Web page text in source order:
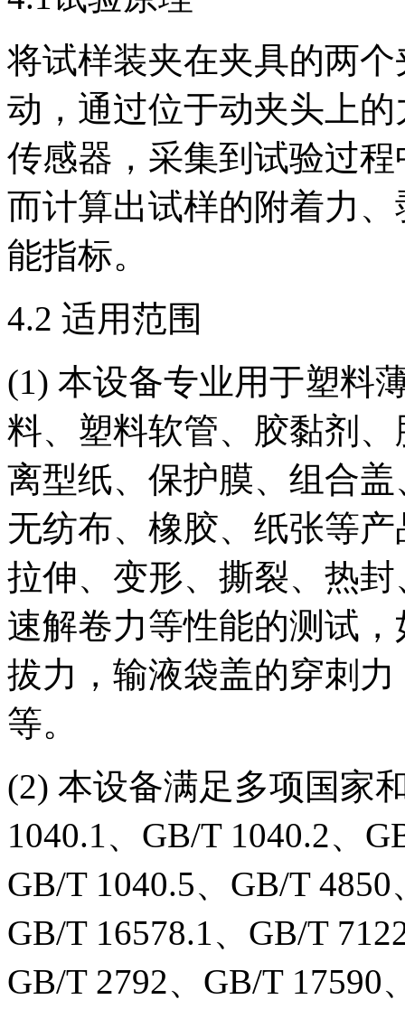
将试样装夹在夹具的两
动，通过位于动夹头上
传感器，采集到试验过
而计算出试样的附着力
能指标。
4.2 适用范围
(1) 本设备专业用于塑料
料、塑料软管、胶黏剂
离型纸、保护膜、组合
无纺布、橡胶、纸张等
拉伸、变形、撕裂、热
速解卷力等性能的测试
拔力，输液袋盖的穿刺
等。
(2) 本设备满足多项国家
1040.1、GB/T 1040.2、
GB/T 1040.5、GB/T
GB/T 16578.1、GB/T
GB/T 2792、GB/T